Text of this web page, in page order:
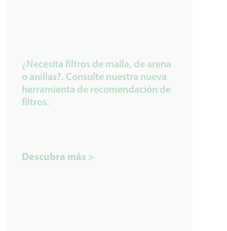
¿Necesita filtros de malla, de arena
o anillas?. Consulte nuestra nueva
herramienta de recomendación de
filtros.
Descubra más >